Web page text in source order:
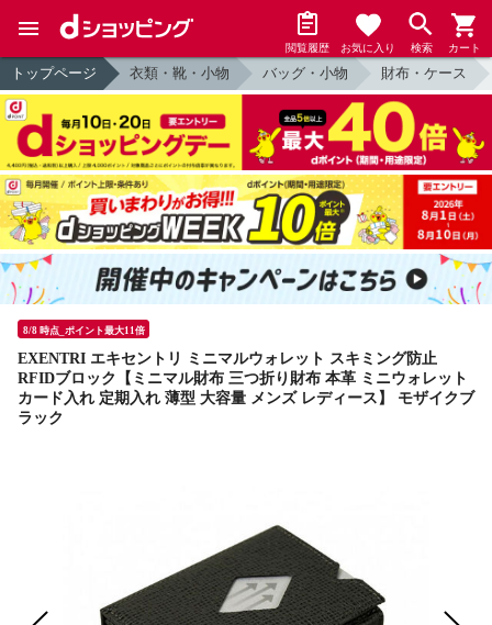
閲覧履歴 お気に入り 検索 カート
トップページ 衣類・靴・小物 バッグ・小物 財布・ケース
8/8 時点_ポイント最大11倍
EXENTRI エキセントリ ミニマルウォレット スキミング防止
RFIDブロック【ミニマル財布 三つ折り財布 本革 ミニウォレット
カード入れ 定期入れ 薄型 大容量 メンズ レディース】 モザイクブ
ラック